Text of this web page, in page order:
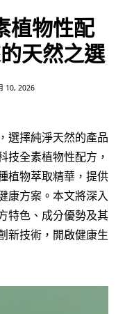
植物性配
天然之選
10, 2026
選擇純淨天然的產品
技全素植物性配方，
植物萃取精華，提供
康方案。本文將深入
特色、成分優勢及其
新技術，開啟健康生